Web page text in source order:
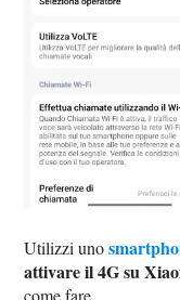
Utilizzi uno
attivare il 4G su
come fare.